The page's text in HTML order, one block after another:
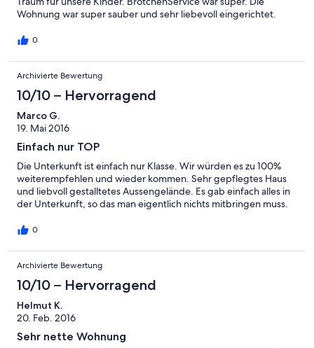
Wohnung war super sauber und sehr liebevoll eingerichtet.
0
Archivierte Bewertung
10/10 – Hervorragend
Marco G.
19. Mai 2016
Einfach nur TOP
Die Unterkunft ist einfach nur Klasse. Wir würden es zu 100%
weiterempfehlen und wieder kommen. Sehr gepflegtes Haus
und liebvoll gestalltetes Aussengelände. Es gab einfach alles in
der Unterkunft, so das man eigentlich nichts mitbringen muss.
0
Archivierte Bewertung
10/10 – Hervorragend
Helmut K.
20. Feb. 2016
Sehr nette Wohnung